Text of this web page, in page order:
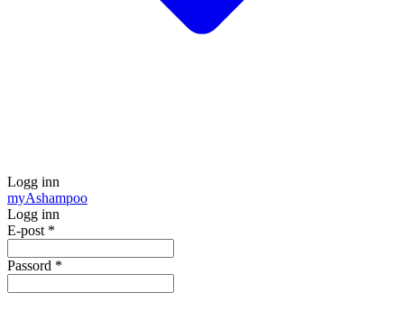
Logg inn
myAshampoo
Logg inn
E-post *
Passord *